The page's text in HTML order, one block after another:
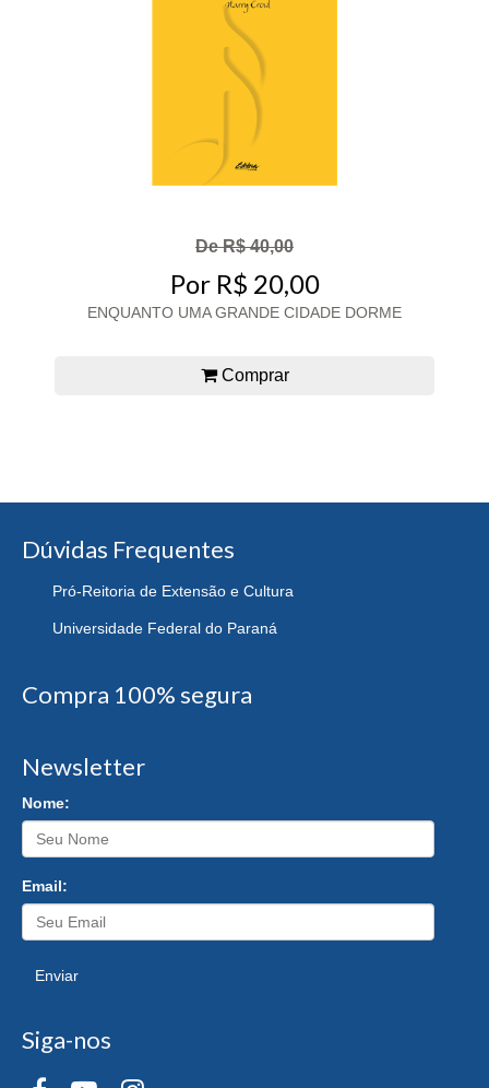
De R$ 40,00
Por R$ 20,00
ENQUANTO UMA GRANDE CIDADE DORME
Comprar
Dúvidas Frequentes
Pró-Reitoria de Extensão e Cultura
Universidade Federal do Paraná
Compra 100% segura
Newsletter
Nome:
Email:
Enviar
Siga-nos